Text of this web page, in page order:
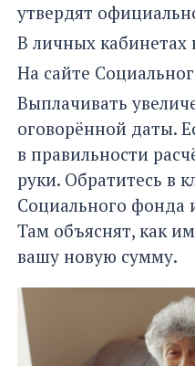
утвердят
В личных кабинетах
На сайте
Выплачивать
оговорённой даты.
в правильности
руки. Обратитесь в
Социального
Там объяснят, как
вашу новую сумму.